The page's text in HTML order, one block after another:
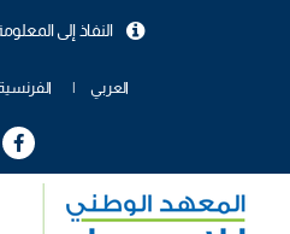
النفاذ إلى
العربي